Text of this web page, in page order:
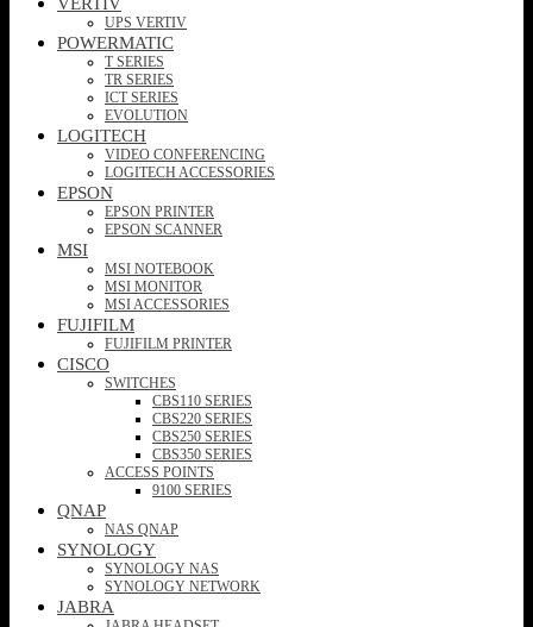
UPS VERTIV
POWERMATIC
T SERIES
TR SERIES
ICT SERIES
EVOLUTION
LOGITECH
VIDEO CONFERENCING
LOGITECH ACCESSORIES
EPSON
EPSON PRINTER
EPSON SCANNER
MSI
MSI NOTEBOOK
MSI MONITOR
MSI ACCESSORIES
FUJIFILM
FUJIFILM PRINTER
CISCO
SWITCHES
CBS110 SERIES
CBS220 SERIES
CBS250 SERIES
CBS350 SERIES
ACCESS POINTS
9100 SERIES
QNAP
NAS QNAP
SYNOLOGY
SYNOLOGY NAS
SYNOLOGY NETWORK
JABRA